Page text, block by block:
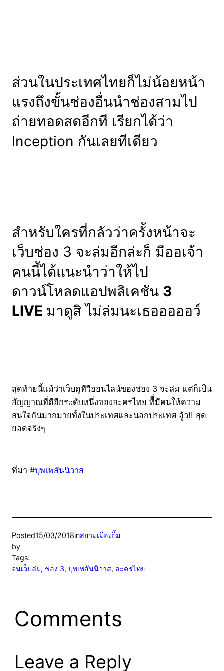
ส่วนในประเทศไทยก็ไม่น้อยหน้า
แรงถึงขั้นช่องอื่นนำช่องสามไป
ถ่ายทอดสดอีกที เรียกได้ว่า
Inception กันเลยทีเดียว
สำหรับใครที่กลัวว่าครั้งหน้าจะ
เว็บช่อง 3 จะล่มอีกล่ะก็ มีออเจ้า
คนนี้ได้แนะนำว่าให้ไป
ดาวน์โหลดแอปพลิเคชัน 3
LIVE มาดูสิ ไม่ล่มนะเธอออออว์
สุดท้ายนี้แม้ว่าเว็บดูทีวีออนไลน์ของช่อง 3 จะล่ม แต่ก็เป็น
สัญญาณที่ดีอีกระดับหนึ่งของละครไทย ทีี่มีคนให้ความ
สนใจกันมากมายทั้งในประเทศและนอกประเทศ อู้ว!! สุด
ยอดจริงๆ
ที่มา #บุพเพสันนิวาส
Posted15/03/2018inสยามเมืองยิ้ม
by
Tags:
จนเว็บล่ม, ช่อง 3, บุพเพสันนิวาส, ละครไทย
Comments
Leave a Reply